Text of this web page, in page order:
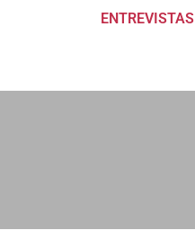
ENTREVISTAS